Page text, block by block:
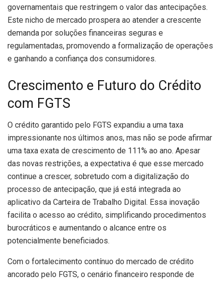
governamentais que restringem o valor das antecipações.
Este nicho de mercado prospera ao atender a crescente
demanda por soluções financeiras seguras e
regulamentadas, promovendo a formalização de operações
e ganhando a confiança dos consumidores.
Crescimento e Futuro do Crédito
com FGTS
O crédito garantido pelo FGTS expandiu a uma taxa
impressionante nos últimos anos, mas não se pode afirmar
uma taxa exata de crescimento de 111% ao ano. Apesar
das novas restrições, a expectativa é que esse mercado
continue a crescer, sobretudo com a digitalização do
processo de antecipação, que já está integrada ao
aplicativo da Carteira de Trabalho Digital. Essa inovação
facilita o acesso ao crédito, simplificando procedimentos
burocráticos e aumentando o alcance entre os
potencialmente beneficiados.
Com o fortalecimento contínuo do mercado de crédito
ancorado pelo FGTS, o cenário financeiro responde de